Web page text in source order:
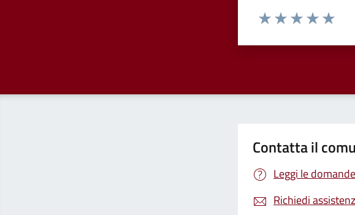
Valuta da 1 a 5 stelle la
Contatta il
Leggi le
Richiedi